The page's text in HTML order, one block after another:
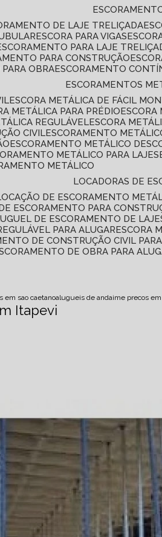
DE LAJE TRELIÇADA
ESCORA PARA VIGAS
ESCORAMENTO PARA LAJE
PARA CONSTRUÇÃO
PARA OBRA ESCORAMENTO
ESCORAMENTOS
ESCORA METÁLICA DE FÁCIL
METÁLICA PARA PRÉDIO
REGULÁVEL ESCORA
CIVIL ESCORAMENTO
ESCORAMENTO METÁLICO
METÁLICO PARA LAJES
METÁLICO
LOCADORAS DE
LOCAÇÃO DE ESCORAMENTO
DE ESCORAMENTO PARA
DE ESCORAMENTO DE
PARA ALUGAR ESCORA
DE CONSTRUÇÃO CIVIL
DE OBRA PARA
em sao caetanoalugueis de andaime precos
Itapevi